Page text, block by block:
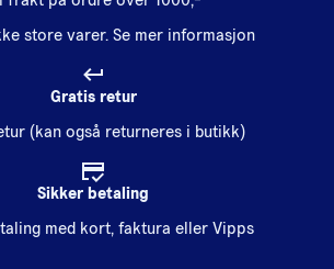
store varer. Se mer informasjon
Gratis retur
(kan også returneres i butikk)
Sikker betaling
med kort, faktura eller Vipps